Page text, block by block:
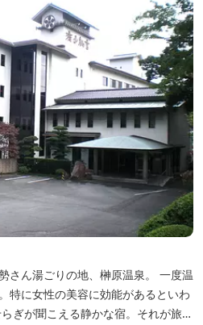
さん湯ごりの地、榊原温泉。 一度温
特に女性の美容に効能があるといわ
ぎが聞こえる静かな宿。それが旅